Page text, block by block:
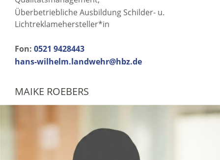
Überbetriebliche Ausbildung Schilder- u.
Lichtreklamehersteller*in
Fon: 0521 9428443
hans-wilhelm.landwehr@hbz.de
MAIKE ROEBERS